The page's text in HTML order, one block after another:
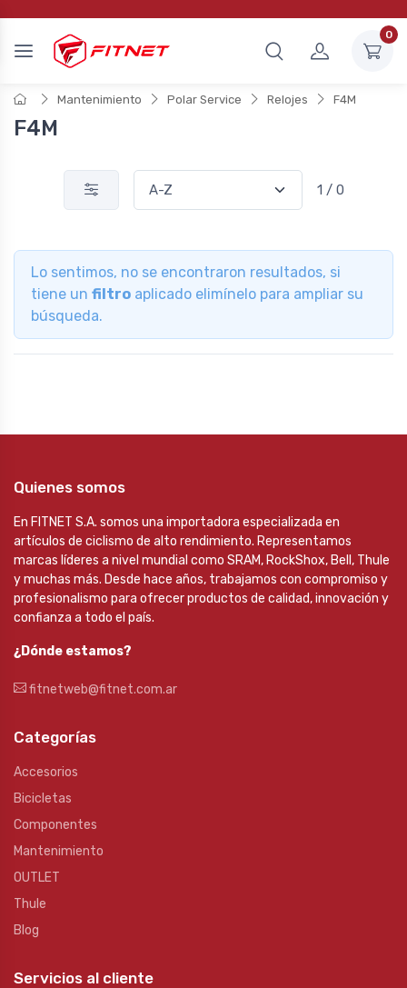
0
Mantenimiento Polar Service Relojes F4M
F4M
1 / 0
Lo sentimos, no se encontraron resultados, si
tiene un filtro aplicado elimínelo para ampliar su
búsqueda.
Quienes somos
En FITNET S.A. somos una importadora especializada en
artículos de ciclismo de alto rendimiento. Representamos
marcas líderes a nivel mundial como SRAM, RockShox, Bell, Thule
y muchas más. Desde hace años, trabajamos con compromiso y
profesionalismo para ofrecer productos de calidad, innovación y
confianza a todo el país.
¿Dónde estamos?
fitnetweb@fitnet.com.ar
Categorías
Accesorios
Bicicletas
Componentes
Mantenimiento
OUTLET
Thule
Blog
Servicios al cliente